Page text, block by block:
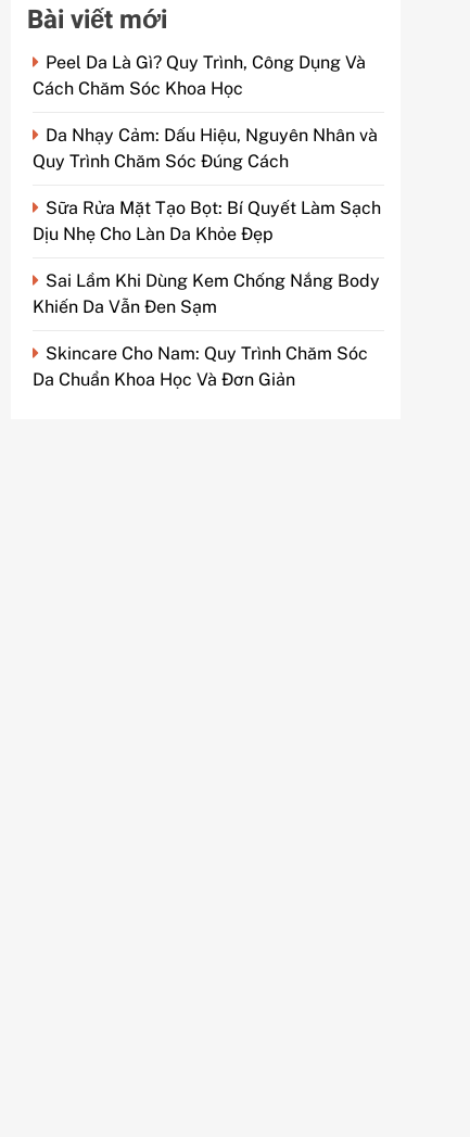
Bài viết mới
Peel Da Là Gì? Quy Trình, Công Dụng Và
Cách Chăm Sóc Khoa Học
Da Nhạy Cảm: Dấu Hiệu, Nguyên Nhân và
Quy Trình Chăm Sóc Đúng Cách
Sữa Rửa Mặt Tạo Bọt: Bí Quyết Làm Sạch
Dịu Nhẹ Cho Làn Da Khỏe Đẹp
Sai Lầm Khi Dùng Kem Chống Nắng Body
Khiến Da Vẫn Đen Sạm
Skincare Cho Nam: Quy Trình Chăm Sóc
Da Chuẩn Khoa Học Và Đơn Giản